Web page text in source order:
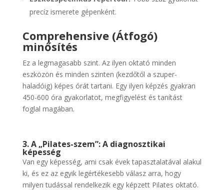
precíz ismerete gépenként.
Comprehensive (Átfogó)
minősítés
Ez a legmagasabb szint. Az ilyen oktató minden
eszközön és minden szinten (kezdőtől a szuper-
haladóig) képes órát tartani. Egy ilyen képzés gyakran
450-600 óra gyakorlatot, megfigyelést és tanítást
foglal magában.
3. A „Pilates-szem”: A diagnosztikai
képesség
Van egy képesség, ami csak évek tapasztalatával alakul
ki, és ez az egyik legértékesebb válasz arra, hogy
milyen tudással rendelkezik egy képzett Pilates oktató.